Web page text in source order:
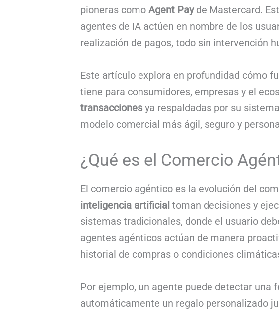
pioneras como Agent Payde Mastercard.
agentes de IA actúen en nombre de los
realización de pagos, todo sin intervención
Este artículo explora en profundidad cómo
tiene para consumidores, empresas y el
transacciones ya respaldadas por su
modelo comercial más ágil, seguro y
¿Qué es el Comercio
El comercio agéntico es la evolución del
inteligencia artificial toman decisiones y
sistemas tradicionales, donde el usuario
agentes agénticos actúan de manera
historial de compras o condiciones
Por ejemplo, un agente puede detectar
automáticamente un regalo personalizado